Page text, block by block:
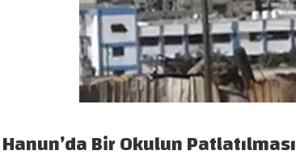
Bir Okulun Patlatılması